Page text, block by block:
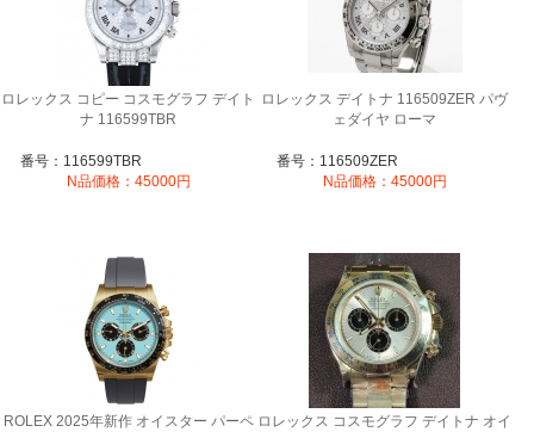
ロレックス コピー コスモグラフ デイト
ナ 116599TBR
番号：116599TBR
N品価格：45000円
ロレックス デイトナ 116509ZER パヴ
ェダイヤ ローマ
番号：116509ZER
N品価格：45000円
ROLEX 2025年新作 オイスター パーペ ロレックス コスモグラフ デイトナ オイ